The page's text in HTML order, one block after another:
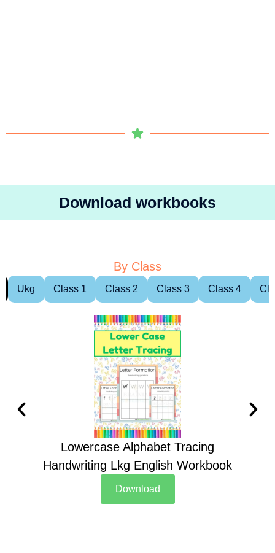
Download workbooks
By Class
Ukg Class 1 Class 2 Class 3 Class 4
Lowercase Alphabet Tracing
Handwriting Lkg English Workbook
Download